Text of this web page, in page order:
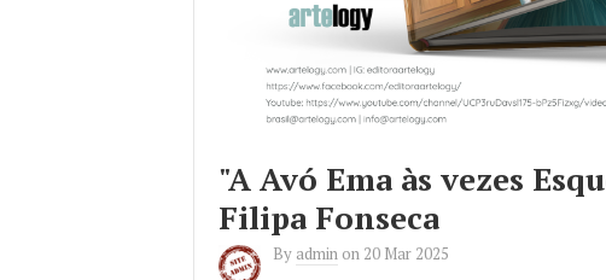
"A Avó Ema às vezes
Filipa Fonseca
By admin on 20 Mar 2025